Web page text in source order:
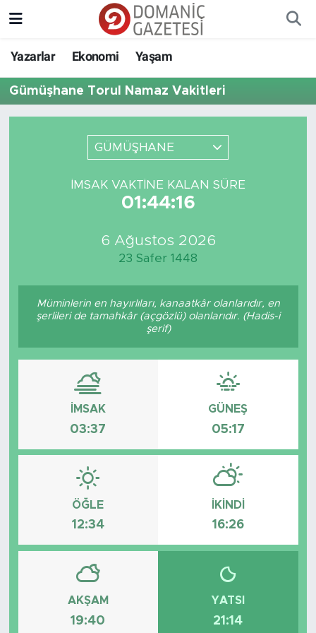
Yazarlar Ekonomi Yaşam
Gümüşhane Torul Namaz Vakitleri
GÜMÜŞHANE
İMSAK VAKTINE KALAN SÜRE
01:44:16
6 Ağustos 2026
23 Safer 1448
Müminlerin en hayırlıları, kanaatkâr olanlarıdır, en
şerlileri de tamahkâr (açgözlü) olanlarıdır. (Hadis-i
şerif)
İMSAK
03:37
GÜNEŞ
05:17
ÖĞLE
12:34
İKINDI
16:26
AKŞAM
19:40
YATSI
21:14